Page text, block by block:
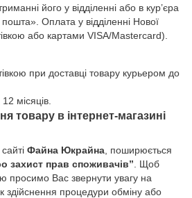
його у відділенні або в кур’єра
Оплата у відділенні Нової
або картами VISA/Mastercard).
при доставці товару курьером до
місяців.
товару в інтернет-магазині
Файна Юкрайна , поширюється
захист прав споживачів” . Щоб
просимо Вас звернути увагу на
здійснення процедури обміну або